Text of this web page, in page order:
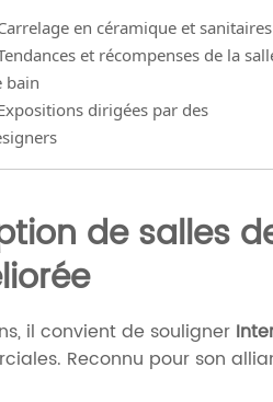
en céramique et sanitaires
et récompenses de la
bain
dirigées par des
de salles
il convient de souligner
Reconnu pour son